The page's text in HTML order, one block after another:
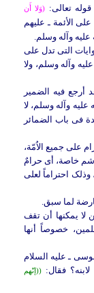
تعالى:
(وَلا أَن
على الأئمة ـ علیهم
علیه وآله وسلم.
التی تدل على
وآله وسلم، ولا
أرجع فیه الضمیر
وآله وسلم، لا
فی باب الضمائر
على جمیع الاُمّة،
خاصة، أی حرامٌ
وذلک احتراماً لعلی
لما سبق.
لا یمکنها أن تقف
خصوصاً أنها
ـ علیه السلام
فقال:
((إنّهم